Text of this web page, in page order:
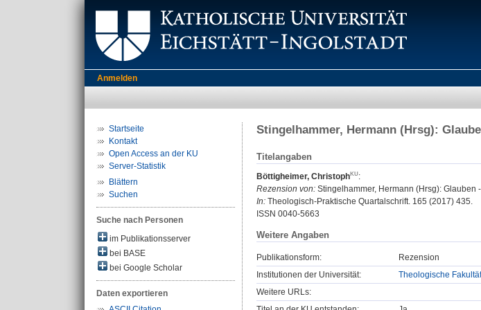
Anmelden
Startseite
Kontakt
Open Access an der KU
Server-Statistik
Blättern
Suchen
Suche nach Personen
im Publikationsserver
bei BASE
bei Google Scholar
Daten exportieren
Stingelhammer, Hermann (Hrsg):
Titelangaben
Böttigheimer, Christoph
:
Rezension von: Stingelhammer, Hermann (Hrsg):
In: Theologisch-Praktische Quartalschrift. 165 (2017) 435.
ISSN 0040-5663
Weitere Angaben
Publikationsform:
Rezension
Institutionen der Universität:
Theologische
Weitere URLs: